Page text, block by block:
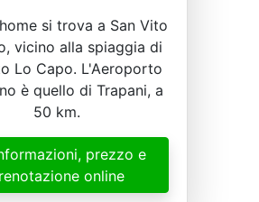
si trova a San Vito
vicino alla spiaggia di
Lo Capo. L'Aeroporto
è quello di Trapani, a
50 km.
prezzo e
online